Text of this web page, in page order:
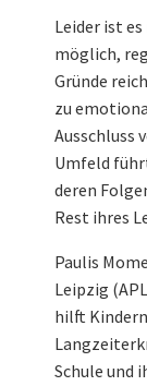
Leider ist
möglich,
Gründe
zu
Ausschluss
Umfeld
deren
Rest ihres
Paulis
Leipzig
hilft
Schule und